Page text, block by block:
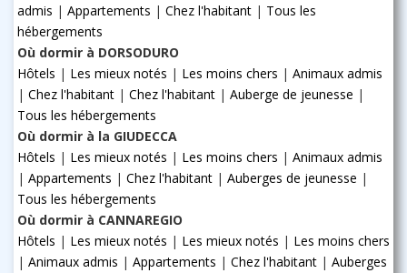
admis | Appartements | Chez l'habitant | Tous les
hébergements
Où dormir à DORSODURO
Hôtels | Les mieux notés | Les moins chers | Animaux admis
| Chez l'habitant | Chez l'habitant | Auberge de jeunesse |
Tous les hébergements
Où dormir à la GIUDECCA
Hôtels | Les mieux notés | Les moins chers | Animaux admis
| Appartements | Chez l'habitant | Auberges de jeunesse |
Tous les hébergements
Où dormir à CANNAREGIO
Hôtels | Les mieux notés | Les mieux notés | Les moins chers
| Animaux admis | Appartements | Chez l'habitant | Auberges